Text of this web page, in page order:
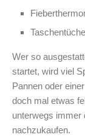
Wer so
startet, wird viel
Pannen oder
doch mal etwas
unterwegs immer
nachzukaufen.